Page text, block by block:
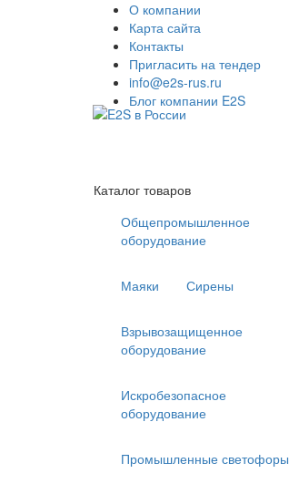
О компании
Карта сайта
Контакты
Пригласить на тендер
info@e2s-rus.ru
Блог компании E2S
Каталог товаров
Общепромышленное
оборудование
Маяки Сирены
Взрывозащищенное
оборудование
Искробезопасное
оборудование
Промышленные светофоры